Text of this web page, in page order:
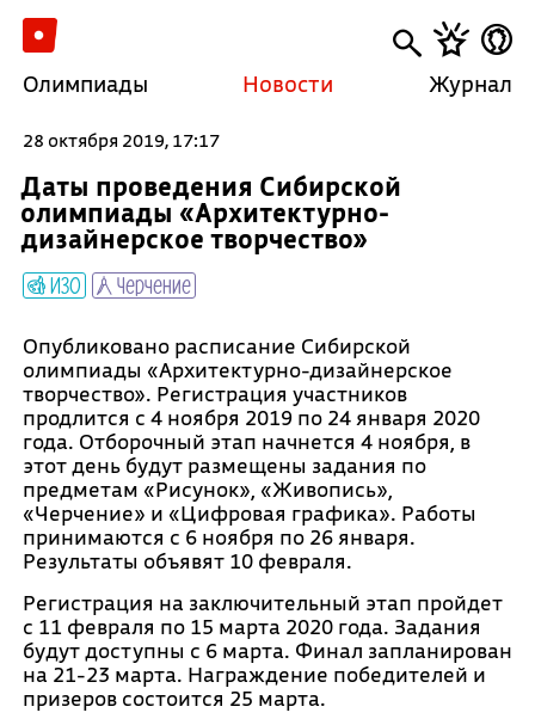
Олимпиады Новости Журнал
28 октября 2019, 17:17
Даты проведения Сибирской
олимпиады «Архитектурно-
дизайнерское творчество»
ИЗО Черчение
Опубликовано расписание Сибирской
олимпиады «Архитектурно-дизайнерское
творчество». Регистрация участников
продлится с 4 ноября 2019 по 24 января 2020
года. Отборочный этап начнется 4 ноября, в
этот день будут размещены задания по
предметам «Рисунок», «Живопись»,
«Черчение» и «Цифровая графика». Работы
принимаются с 6 ноября по 26 января.
Результаты объявят 10 февраля.
Регистрация на заключительный этап пройдет
с 11 февраля по 15 марта 2020 года. Задания
будут доступны с 6 марта. Финал запланирован
на 21-23 марта. Награждение победителей и
призеров состоится 25 марта.